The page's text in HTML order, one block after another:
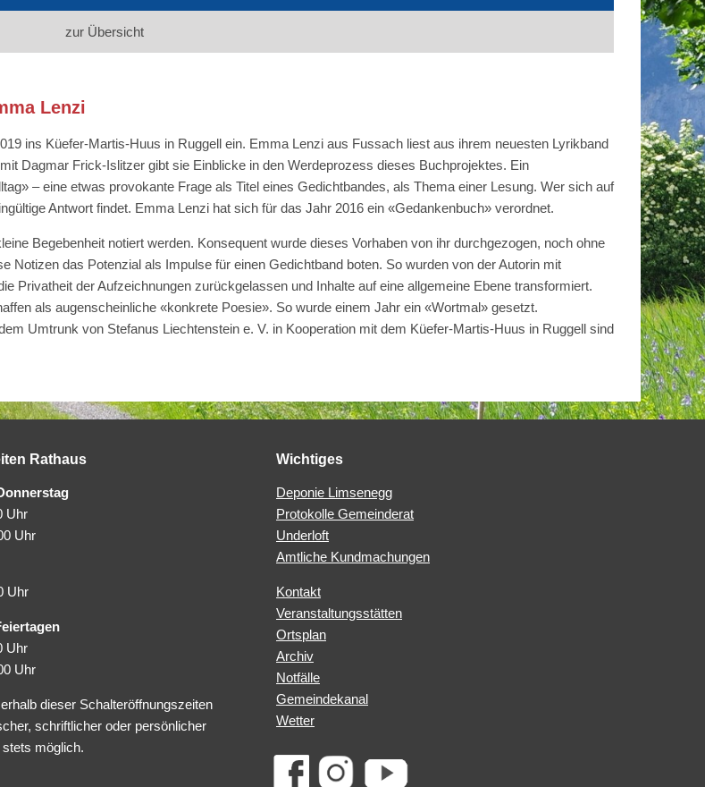
zur Übersicht
Lenzi
ins Küefer-Martis-Huus in Ruggell ein. Emma Lenzi aus Fussach liest aus ihrem neuesten Lyrikband
Dagmar Frick-Islitzer gibt sie Einblicke in den Werdeprozess dieses Buchprojektes. Ein
– eine etwas provokante Frage als Titel eines Gedichtbandes, als Thema einer Lesung. Wer sich auf
Antwort findet. Emma Lenzi hat sich für das Jahr 2016 ein «Gedankenbuch» verordnet.
Begebenheit notiert werden. Konsequent wurde dieses Vorhaben von ihr durchgezogen, noch ohne
das Potenzial als Impulse für einen Gedichtband boten. So wurden von der Autorin mit
Privatheit der Aufzeichnungen zurückgelassen und Inhalte auf eine allgemeine Ebene transformiert.
als augenscheinliche «konkrete Poesie». So wurde einem Jahr ein «Wortmal» gesetzt.
Umtrunk von Stefanus Liechtenstein e. V. in Kooperation mit dem Küefer-Martis-Huus in Ruggell sind
Rathaus
Uhr
Uhr
Uhr
Uhr
Uhr
dieser Schalteröffnungszeiten
schriftlicher oder persönlicher
möglich.
Wichtiges
Deponie Limsenegg
Protokolle Gemeinderat
Underloft
Amtliche Kundmachungen
Kontakt
Veranstaltungsstätten
Ortsplan
Archiv
Notfälle
Gemeindekanal
Wetter